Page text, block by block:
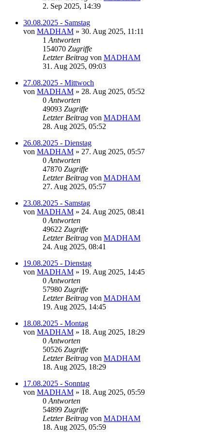
2. Sep 2025, 14:39
30.08.2025 - Samstag
von MADHAM » 30. Aug 2025, 11:11
1 Antworten
154070 Zugriffe
Letzter Beitrag von MADHAM
31. Aug 2025, 09:03
27.08.2025 - Mittwoch
von MADHAM » 28. Aug 2025, 05:52
0 Antworten
49093 Zugriffe
Letzter Beitrag von MADHAM
28. Aug 2025, 05:52
26.08.2025 - Dienstag
von MADHAM » 27. Aug 2025, 05:57
0 Antworten
47870 Zugriffe
Letzter Beitrag von MADHAM
27. Aug 2025, 05:57
23.08.2025 - Samstag
von MADHAM » 24. Aug 2025, 08:41
0 Antworten
49622 Zugriffe
Letzter Beitrag von MADHAM
24. Aug 2025, 08:41
19.08.2025 - Dienstag
von MADHAM » 19. Aug 2025, 14:45
0 Antworten
57980 Zugriffe
Letzter Beitrag von MADHAM
19. Aug 2025, 14:45
18.08.2025 - Montag
von MADHAM » 18. Aug 2025, 18:29
0 Antworten
50526 Zugriffe
Letzter Beitrag von MADHAM
18. Aug 2025, 18:29
17.08.2025 - Sonntag
von MADHAM » 18. Aug 2025, 05:59
0 Antworten
54899 Zugriffe
Letzter Beitrag von MADHAM
18. Aug 2025, 05:59